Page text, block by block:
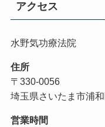
アクセス
水野気功療法院
住所
〒330-0056
埼玉県さいたま市浦
営業時間